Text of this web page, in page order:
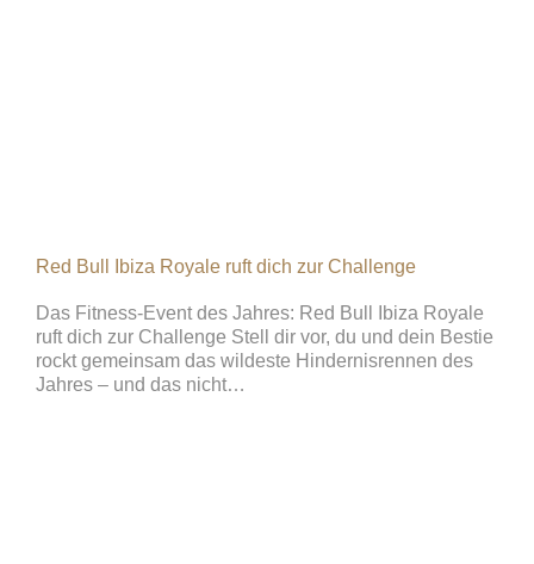
Red Bull Ibiza Royale ruft dich zur Challenge
Das Fitness-Event des Jahres: Red Bull Ibiza Royale
ruft dich zur Challenge Stell dir vor, du und dein Bestie
rockt gemeinsam das wildeste Hindernisrennen des
Jahres – und das nicht…